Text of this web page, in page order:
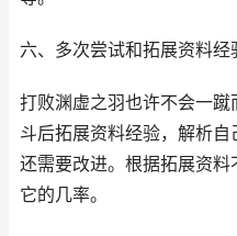
六、多次尝试和拓展资料经
打败渊虚之羽也许不会一
斗后拓展资料经验，解析
还需要改进。根据拓展资
它的几率。